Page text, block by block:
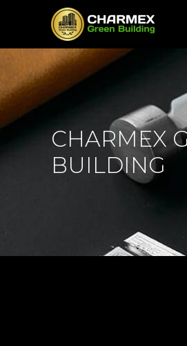
CHARMEX
BUILDING